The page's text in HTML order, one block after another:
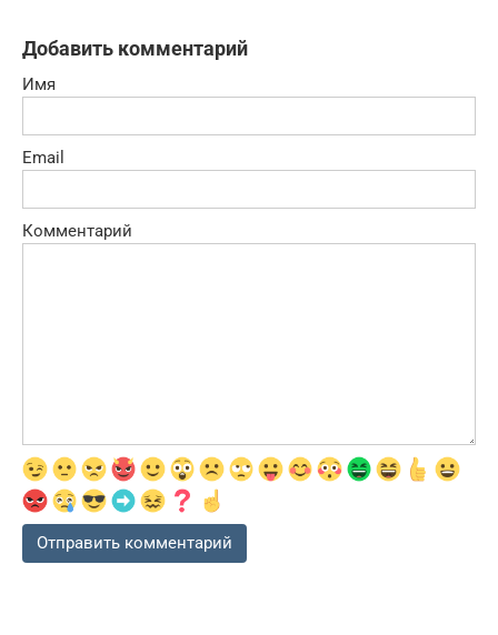
Добавить комментарий
Имя
Email
Комментарий